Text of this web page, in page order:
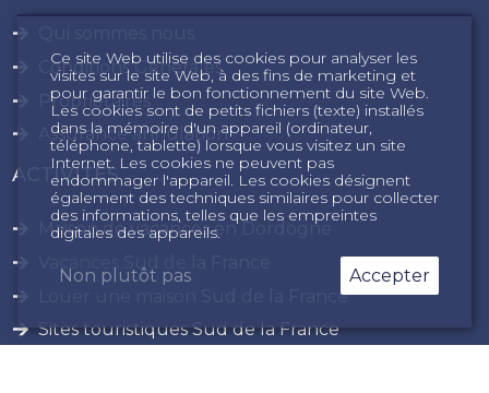
Conditions Générales
Propriétaires
Assurance annulation
ACTIVITÉS
Maison de vacances en Dordogne
Vacances Sud de la France
Louer une maison Sud de la France
Sites touristiques Sud de la France
Ce site Web utilise des cookies pour analyser les
visites sur le site Web, à des fins de marketing et
pour garantir le bon fonctionnement du site Web.
Les cookies sont de petits fichiers (texte) installés
dans la mémoire d'un appareil (ordinateur,
téléphone, tablette) lorsque vous visitez un site
Internet. Les cookies ne peuvent pas
endommager l'appareil. Les cookies désignent
également des techniques similaires pour collecter
des informations, telles que les empreintes
digitales des appareils.
Non plutôt pas Accepter